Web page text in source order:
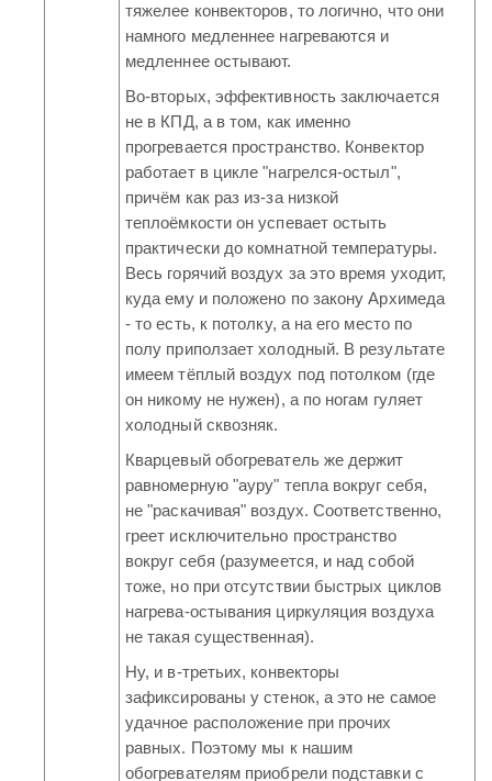
тяжелее конвекторов, то логично, что они
намного медленнее нагреваются и
медленнее остывают.
Во-вторых, эффективность заключается
не в КПД, а в том, как именно
прогревается пространство. Конвектор
работает в цикле "нагрелся-остыл",
причём как раз из-за низкой
теплоёмкости он успевает остыть
практически до комнатной температуры.
Весь горячий воздух за это время уходит,
куда ему и положено по закону Архимеда
- то есть, к потолку, а на его место по
полу приползает холодный. В результате
имеем тёплый воздух под потолком (где
он никому не нужен), а по ногам гуляет
холодный сквозняк.
Кварцевый обогреватель же держит
равномерную "ауру" тепла вокруг себя,
не "раскачивая" воздух. Соответственно,
греет исключительно пространство
вокруг себя (разумеется, и над собой
тоже, но при отсутствии быстрых циклов
нагрева-остывания циркуляция воздуха
не такая существенная).
Ну, и в-третьих, конвекторы
зафиксированы у стенок, а это не самое
удачное расположение при прочих
равных. Поэтому мы к нашим
обогревателям приобрели подставки с